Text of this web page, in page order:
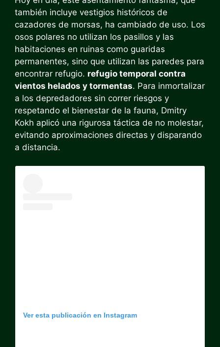
también incluye vestigios históricos de
cazadores de morsas, ha cambiado de uso. Los
osos polares no utilizan los pasillos y las
habitaciones en ruinas como guaridas
permanentes, sino que utilizan las paredes para
encontrar refugio. refugio temporal contra
vientos helados y tormentas. Para inmortalizar
a los depredadores sin correr riesgos y
respetando el bienestar de la fauna, Dmitry
Kokh aplicó una rigurosa táctica de no molestar,
evitando aproximaciones directas y disparando
a distancia.
Ver esta publicación en Instagram